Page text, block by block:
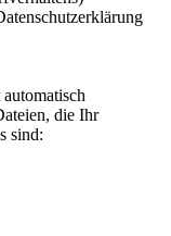
die Ihr
sind: